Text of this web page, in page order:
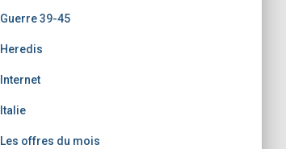
Guerre 39-45
Heredis
Internet
Italie
Les offres du mois